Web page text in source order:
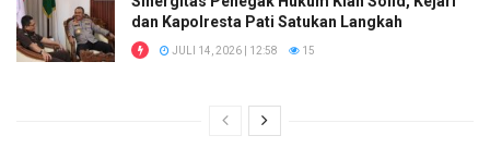
dan Kapolresta Pati Satukan Langkah
JULI 14, 2026 | 12:58 15